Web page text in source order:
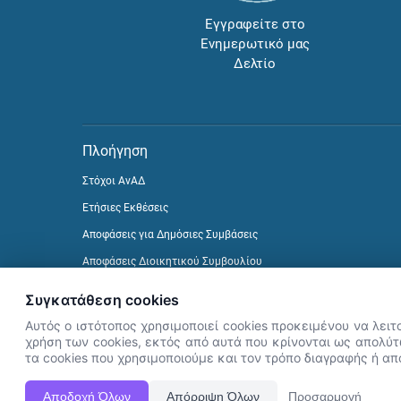
Εγγραφείτε στο
Ενημερωτικό μας
Δελτίο
Πλοήγηση
Στόχοι ΑνΑΔ
Ετήσιες Εκθέσεις
Αποφάσεις για Δημόσιες Συμβάσεις
Αποφάσεις Διοικητικού Συμβουλίου
Συγκατάθεση cookies
Αυτός ο ιστότοπος χρησιμοποιεί cookies προκειμένου να
χρήση των cookies, εκτός από αυτά που κρίνονται ως
τα cookies που χρησιμοποιούμε και τον τρόπο διαγραφής ή
Αποδοχή Όλων Απόρριψη Όλων Προσαρμογή